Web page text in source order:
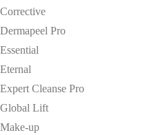
Corrective
Dermapeel Pro
Essential
Eternal
Expert Cleanse Pro
Global Lift
Make-up